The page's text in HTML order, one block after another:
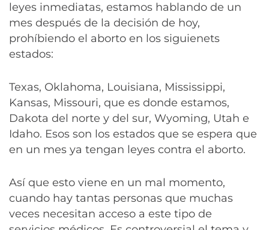
leyes inmediatas, estamos hablando de un
mes después de la decisión de hoy,
prohíbiendo el aborto en los siguienets
estados:
Texas, Oklahoma, Louisiana, Mississippi,
Kansas, Missouri, que es donde estamos,
Dakota del norte y del sur, Wyoming, Utah e
Idaho. Esos son los estados que se espera que
en un mes ya tengan leyes contra el aborto.
Así que esto viene en un mal momento,
cuando hay tantas personas que muchas
veces necesitan acceso a este tipo de